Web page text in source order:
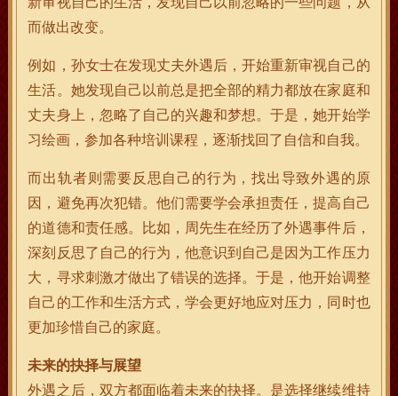
而做出改变。
例如，孙女士在发现丈夫外遇后，开始重新审视自己的
生活。她发现自己以前总是把全部的精力都放在家庭和
丈夫身上，忽略了自己的兴趣和梦想。于是，她开始学
习绘画，参加各种培训课程，逐渐找回了自信和自我。
而出轨者则需要反思自己的行为，找出导致外遇的原
因，避免再次犯错。他们需要学会承担责任，提高自己
的道德和责任感。比如，周先生在经历了外遇事件后，
深刻反思了自己的行为，他意识到自己是因为工作压力
大，寻求刺激才做出了错误的选择。于是，他开始调整
自己的工作和生活方式，学会更好地应对压力，同时也
更加珍惜自己的家庭。
未来的抉择与展望
外遇之后，双方都面临着未来的抉择。是选择继续维持